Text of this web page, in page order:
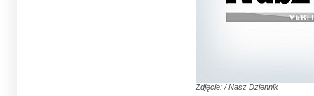
Zdjęcie: / Nasz Dziennik